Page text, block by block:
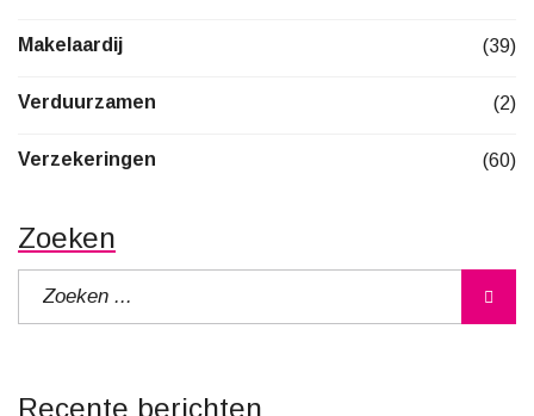
Makelaardij (39)
Verduurzamen (2)
Verzekeringen (60)
Zoeken
Recente berichten